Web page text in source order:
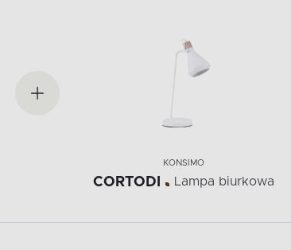
KONSIMO
CORTODI Lampa biurkowa